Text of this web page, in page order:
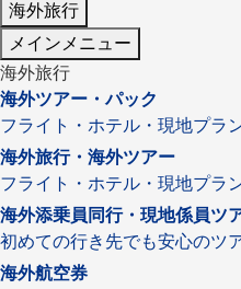
海外旅行
メインメニュー
海外旅行
海外ツアー・パック
フライト・ホテル・現地プラ
海外旅行・海外ツアー
フライト・ホテル・現地プラ
海外添乗員同行・現地係員ツ
初めての行き先でも安心のツ
海外航空券
お盆・夏休み
ブランド
“知究”紀行
夢の休日 | 海外
目的・テーマから
美術鑑賞
ブランド
夢の休日 煌
四季彩紀行
目的・テーマから探
紅葉
花火
季節の風景
ラグジュアリー